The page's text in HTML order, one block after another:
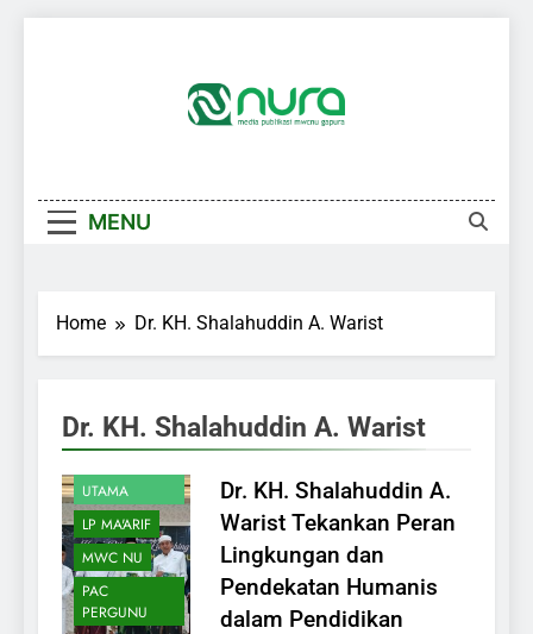
MENU
Home Dr. KH. Shalahuddin A. Warist
Dr. KH. Shalahuddin A. Warist
AKHBAR
BERITA
UTAMA
LP MA'ARIF
MWC NU
PAC
PERGUNU
Dr. KH. Shalahuddin A.
Warist Tekankan Peran
Lingkungan dan
Pendekatan Humanis
dalam Pendidikan